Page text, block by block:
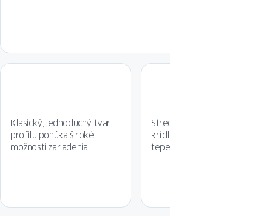
Klasický, jednoduchý tvar
profilu ponúka široké
možnosti zariadenia.
Stredné tesnenie v ráme a
krídle poskytuje dodatočnú
tepelnoizolačnú bariéru.